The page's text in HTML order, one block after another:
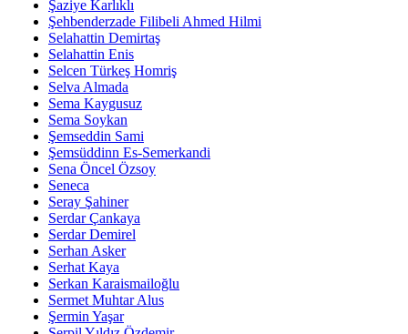
Şaziye Karlıklı
Şehbenderzade Filibeli Ahmed Hilmi
Selahattin Demirtaş
Selahattin Enis
Selcen Türkeş Homriş
Selva Almada
Sema Kaygusuz
Sema Soykan
Şemseddin Sami
Şemsüddinn Es-Semerkandi
Sena Öncel Özsoy
Seneca
Seray Şahiner
Serdar Çankaya
Serdar Demirel
Serhan Asker
Serhat Kaya
Serkan Karaismailoğlu
Sermet Muhtar Alus
Şermin Yaşar